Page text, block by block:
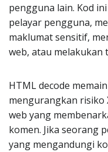
pengguna lain. Kod
pelayar pengguna,
maklumat sensitif,
web, atau melakukan
HTML decode
mengurangkan risiko
web yang
komen. Jika seorang
yang mengandungi